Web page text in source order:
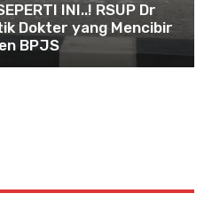
INI..! RSUP Dr
Dokter yang Mencibir
BPJS